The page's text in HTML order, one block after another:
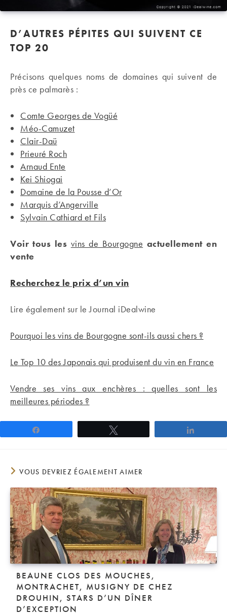
D’AUTRES PÉPITES QUI SUIVENT CE
TOP 20
Précisons quelques noms de domaines qui suivent de
près ce palmarès :
Comte Georges de Vogüé
Méo-Camuzet
Clair-Daü
Prieuré Roch
Arnaud Ente
Kei Shiogai
Domaine de la Pousse d’Or
Marquis d’Angerville
Sylvain Cathiard et Fils
Voir tous les vins de Bourgogne actuellement en
vente
Recherchez le prix d’un vin
Lire également sur le Journal iDealwine
Pourquoi les vins de Bourgogne sont-ils aussi chers ?
Le Top 10 des Japonais qui produisent du vin en France
Vendre ses vins aux enchères : quelles sont les
meilleures périodes ?
VOUS DEVRIEZ ÉGALEMENT AIMER
BEAUNE CLOS DES MOUCHES,
MONTRACHET, MUSIGNY DE CHEZ
DROUHIN, STARS D’UN DÎNER
D’EXCEPTION